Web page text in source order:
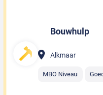
Bouwhulp
Alkmaar
MBO Niveau